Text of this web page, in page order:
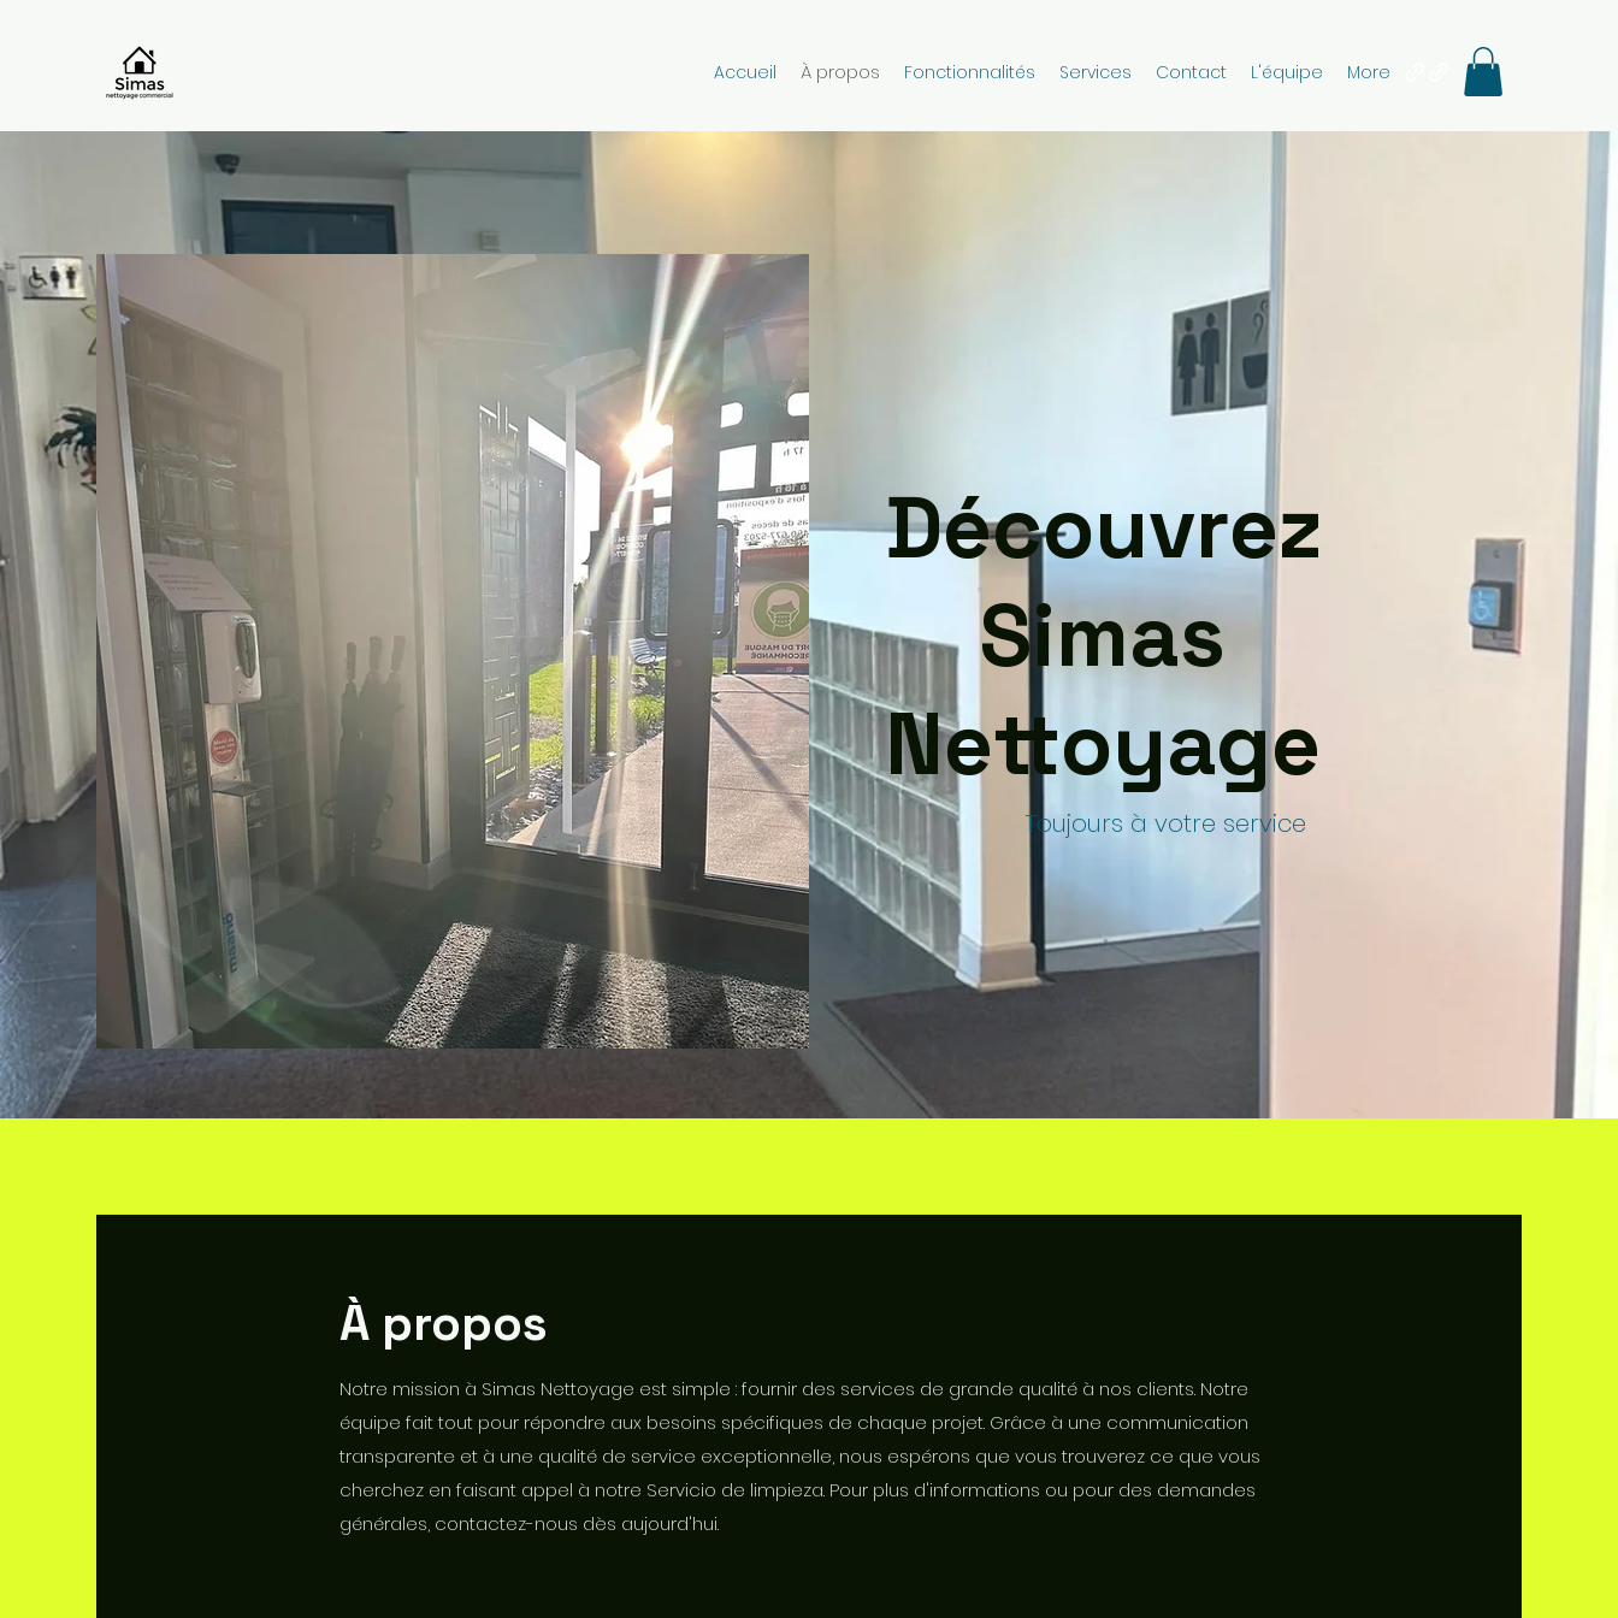
Accueil À propos Fonctionnalités Services Contact L'équipe More
Toujours à votre service
Découvrez
Simas
Nettoyage
À propos
Notre mission à Simas Nettoyage est simple : fournir des services de grande qualité à nos clients. Notre
équipe fait tout pour répondre aux besoins spécifiques de chaque projet. Grâce à une communication
transparente et à une qualité de service exceptionnelle, nous espérons que vous trouverez ce que vous
cherchez en faisant appel à notre Servicio de limpieza. Pour plus d'informations ou pour des demandes
générales, contactez-nous dès aujourd'hui.